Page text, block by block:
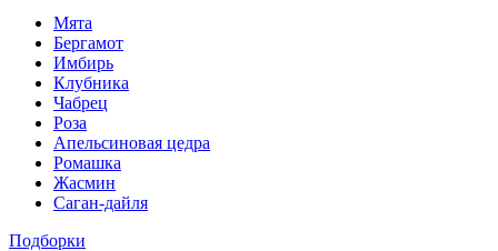
Мята
Бергамот
Имбирь
Клубника
Чабрец
Роза
Апельсиновая цедра
Ромашка
Жасмин
Саган-дайля
Подборки